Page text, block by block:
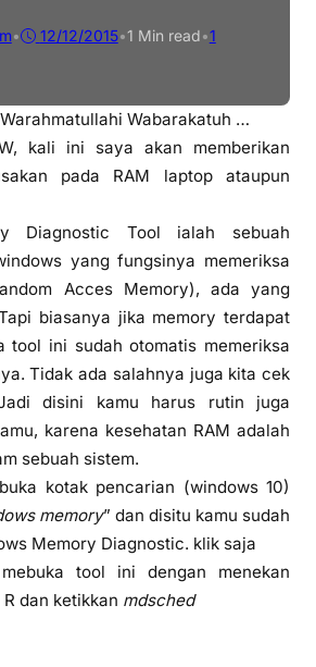
• 12/12/2015•1 Min read•1
Wabarakatuh …
kali ini saya akan memberikan
pada RAM laptop ataupun
Diagnostic Tool ialah sebuah
yang fungsinya memeriksa
Acces Memory), ada yang
biasanya jika memory terdapat
tool ini sudah otomatis memeriksa
Tidak ada salahnya juga kita cek
disini kamu harus rutin juga
karena kesehatan RAM adalah
sebuah sistem.
kotak pencarian (windows 10)
memory” dan disitu kamu sudah
Memory Diagnostic. klik saja
tool ini dengan menekan
dan ketikkan mdsched